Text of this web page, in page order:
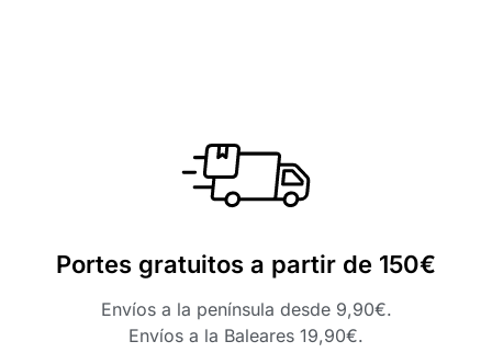
Portes gratuitos a partir de 150€
Envíos a la península desde 9,90€.
Envíos a la Baleares 19,90€.